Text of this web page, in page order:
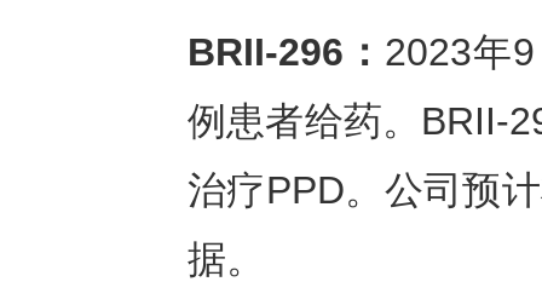
BRII-296： 2023年
例患者给药。BRII-
治疗PPD。公司预
据。